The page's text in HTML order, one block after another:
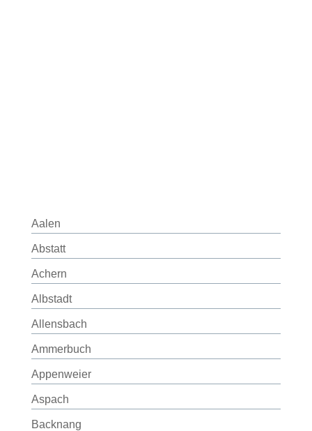
Aalen
Abstatt
Achern
Albstadt
Allensbach
Ammerbuch
Appenweier
Aspach
Backnang